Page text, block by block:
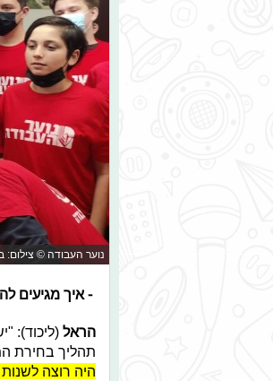
נוער העבודה © צילום:
- איך מגיעים ל
הראל
תהליך בחירת
היה רוצה